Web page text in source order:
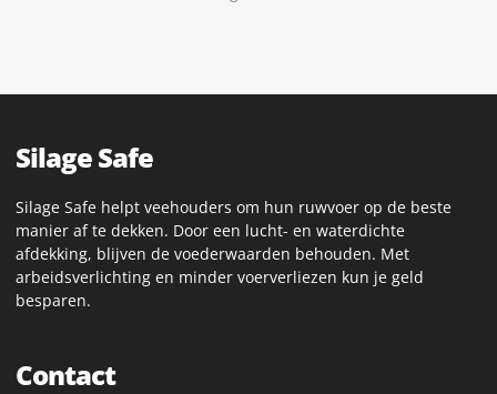
Silage Safe
Silage Safe helpt veehouders om hun ruwvoer op de beste
manier af te dekken. Door een lucht- en waterdichte
afdekking, blijven de voederwaarden behouden. Met
arbeidsverlichting en minder voerverliezen kun je geld
besparen.
Contact